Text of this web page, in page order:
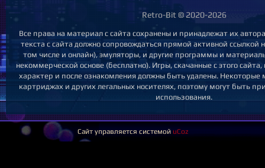
Retro-Bit © 2020-2026
Все права на материал с сайта сохранены и принадлежат их
текста с сайта должно сопровождаться прямой активной ссылкой
том числе и онлайн), эмуляторы, и другие программы и
некоммерческой основе (бесплатно). Игры, скачанные с этого
характер и после ознакомления должны быть удалены. Некоторые
картриджах и других легальных носителях, поэтому могут быть
использования.
Сайт управляется системой uCoz